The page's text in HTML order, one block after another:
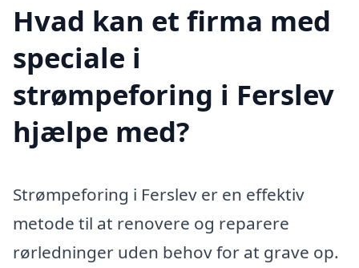
Hvad kan et firma med
speciale i
strømpeforing i Ferslev
hjælpe med?
Strømpeforing i Ferslev er en effektiv
metode til at renovere og reparere
rørledninger uden behov for at grave op.